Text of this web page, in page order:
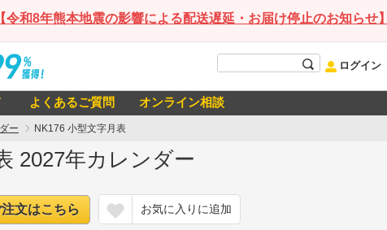
令和8年熊本地震の影響による配送遅延・お届け停止のお知らせ】
ログイン
よくあるご質問 オンライン相談
ー NK176 小型文字月表
2027年カレンダー
文はこちら お気に入りに追加